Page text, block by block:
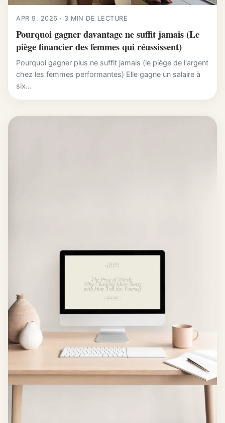
APR 9, 2026 · 3 MIN DE LECTURE
Pourquoi gagner davantage ne suffit jamais (Le
piège financier des femmes qui réussissent)
Pourquoi gagner plus ne suffit jamais (le piège de l'argent
chez les femmes performantes) Elle gagne un salaire à
six...